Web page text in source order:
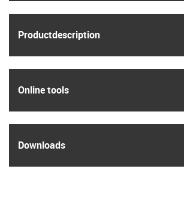
Product­description
Online tools
Downloads